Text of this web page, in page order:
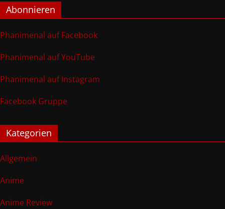
Abonnieren
Phanimenal auf Facebook
Phanimenal auf YouTube
Phanimenal auf Instagram
Facebook Gruppe
Kategorien
Allgemein
Anime
Anime Review